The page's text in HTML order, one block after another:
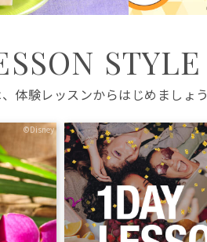
STYLE
体験レッスンからはじめましょう
©Disney